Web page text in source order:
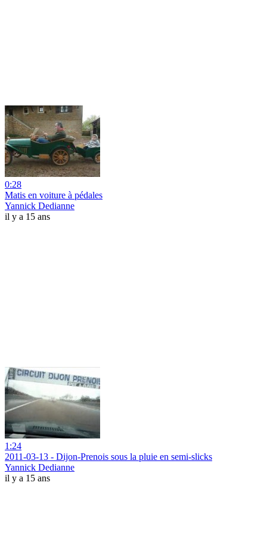
0:28
Matis en voiture à pédales
Yannick Dedianne
il y a 15 ans
1:24
2011-03-13 - Dijon-Prenois sous la pluie en semi-slicks
Yannick Dedianne
il y a 15 ans